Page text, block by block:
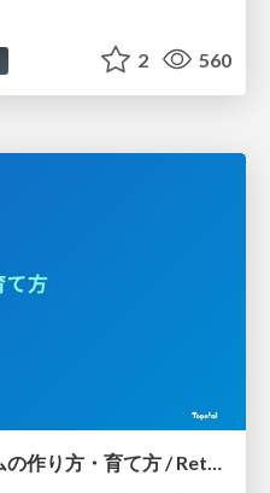
2 560
もう一度考える SRE チームの作り方・育て方 / Rethinking SRE #1: Building and Growing SRE Teams